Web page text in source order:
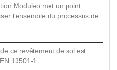
Moduleo met un point
l’ensemble du processus de
ce revêtement de sol est
13501-1